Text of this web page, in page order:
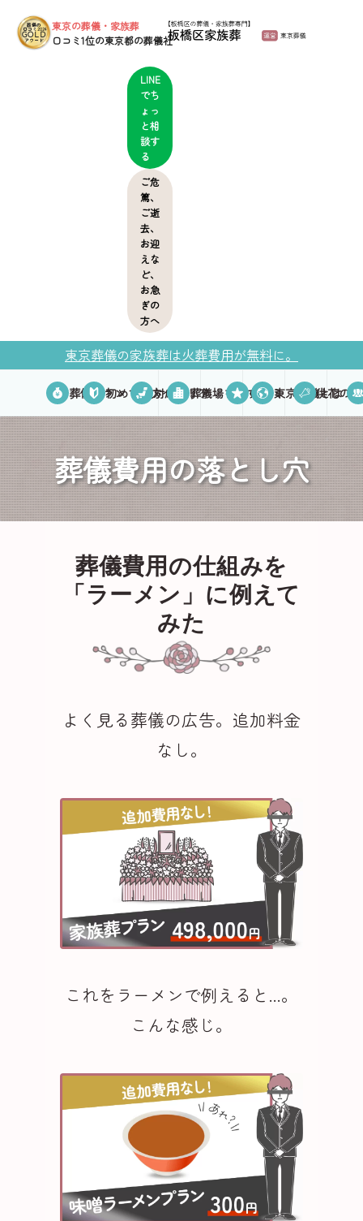
葬儀の
口コミ2024
GOLD
アワード
東京の葬儀・家族葬
口コミ1位の東京都の葬儀社
LINE
でち
ょっ
と相
談す
る
ご危
篤、
ご逝
去、
お迎
えな
ど、
お急
ぎの
方へ
東京葬儀の家族葬は火葬費用が無料に。
葬儀プラン初めての方へ対応エリア葬儀場を探す口コミ東京葬儀とは
供花の
葬儀費用の落とし穴
葬儀費用の仕組みを
「ラーメン」に例えて
みた
よく見る葬儀の広告。追加料金
なし。
これをラーメンで例えると...。
こんな感じ。